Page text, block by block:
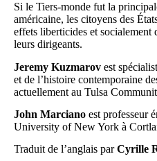
Si le Tiers-monde fut la
américaine, les citoyens des
effets liberticides et socialement
leurs dirigeants.
Jeremy Kuzmarov est
et de l’histoire contemporaine
actuellement au Tulsa
John Marciano est professeur
University of New York à
Traduit de l’anglais parCyrille